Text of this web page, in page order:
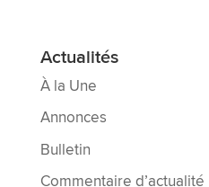
Actualités
À la Une
Annonces
Bulletin
Commentaire d’actualité